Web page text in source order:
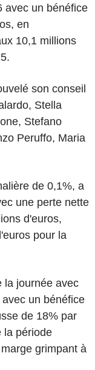
avec un bénéfice
en
10,1 millions
son conseil
Stella
Stefano
Peruffo, Maria
de 0,1%, a
une perte nette
d'euros,
pour la
la journée avec
un bénéfice
de 18% par
la période
grimpant à